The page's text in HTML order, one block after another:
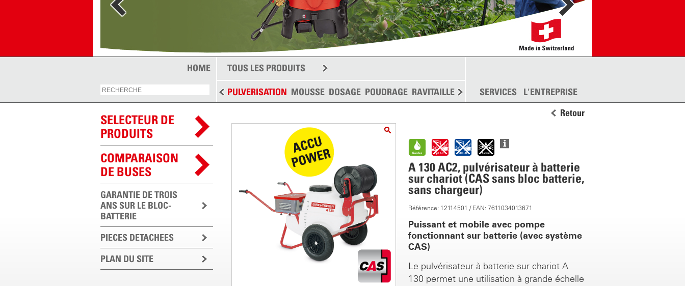
HOME TOUS LES PRODUITS
PULVERISATION MOUSSE DOSAGE POUDRAGE RAVITAILLEMENT DISPERSION PLUS
SERVICES L'ENTREPRISE
SELECTEUR DE
PRODUITS
COMPARAISON
DE BUSES
GARANTIE DE TROIS
ANS SUR LE BLOC-
BATTERIE
PIECES DETACHEES
PLAN DU SITE
Retour
A 130 AC2, pulvérisateur à batterie
sur chariot (CAS sans bloc batterie,
sans chargeur)
Référence: 12114501 / EAN: 7611034013671
Puissant et mobile avec pompe
fonctionnant sur batterie (avec système
CAS)
Le pulvérisateur à batterie sur chariot A
130 permet une utilisation à grande échelle